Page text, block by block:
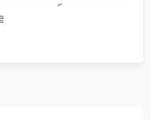
изображения в
работы всех